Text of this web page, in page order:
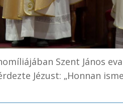
Szent János
Jézust: „Honnan